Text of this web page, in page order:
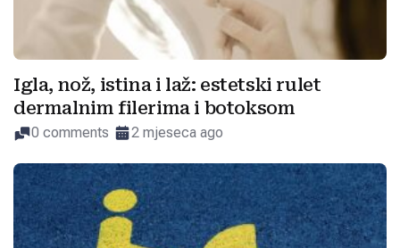
Igla, nož, istina i laž: estetski rulet
dermalnim filerima i botoksom
0 comments 2 mjeseca ago